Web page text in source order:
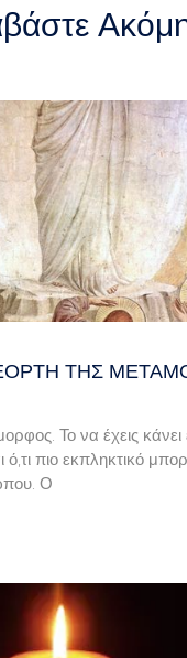
ΤΗΣ
Το να έχεις κάνει
ό,τι πιο εκπληκτικό
Ο